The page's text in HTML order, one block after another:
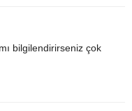
bilgilendirirseniz çok